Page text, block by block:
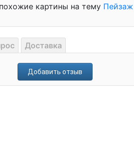
картины на тему Пейзаж
Доставка
Добавить отзыв